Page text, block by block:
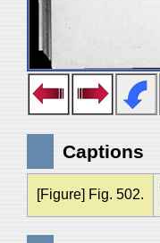
Captions
[Figure] Fig. 502.